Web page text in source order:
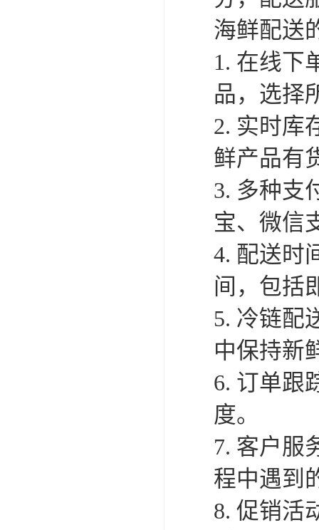
海鲜配送
1. 在线下
品，选择
2. 实时库
鲜产品有
3. 多种支
宝、微信
4. 配送时
间，包括
5. 冷链配
中保持新
6. 订单跟
度。
7. 客户服
程中遇到
8. 促销活